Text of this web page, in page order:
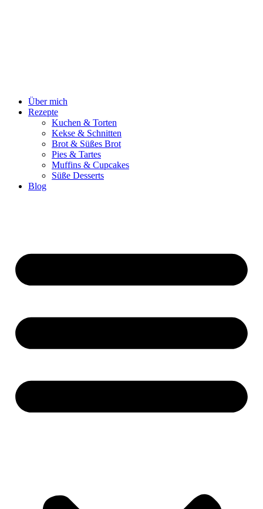
Über mich
Rezepte
Kuchen & Torten
Kekse & Schnitten
Brot & Süßes Brot
Pies & Tartes
Muffins & Cupcakes
Süße Desserts
Blog